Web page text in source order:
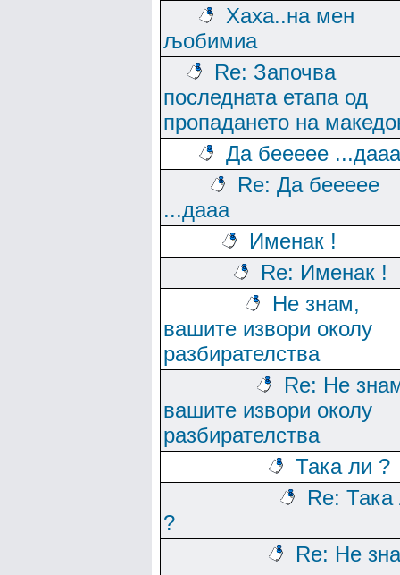
Хаха..на мен
љобимиа
Re: Започва
последната етапа од
пропадането на
Да беееее ...дааа
Re: Да беееее
...дааа
Именак !
Re: Именак !
Не знам,
вашите извори околу
разбирателства
Re: Не
вашите извори околу
разбирателства
Така ли ?
Re: Така
?
Re: Не